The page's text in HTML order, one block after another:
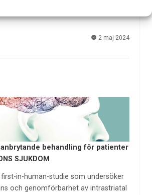
2 maj 2024
behandling för patienter
SJUKDOM
first-in-human-studie som undersöker
och genomförbarhet av intrastriatal